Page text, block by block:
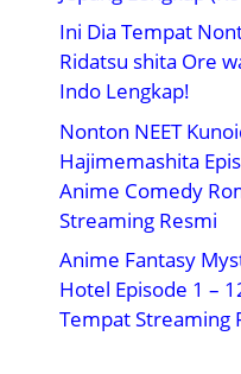
Ini Dia Tempat
Ridatsu shita Ore
Indo Lengkap!
Nonton NEET
Hajimemashita
Anime Comedy
Streaming Resmi
Anime Fantasy
Hotel Episode 1 –
Tempat Streaming